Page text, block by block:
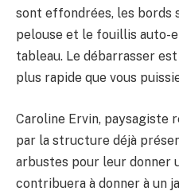
sont effondrées, les bords
pelouse et le fouillis auto-
tableau. Le débarrasser
plus rapide que vous
Caroline Ervin, paysagiste
par la structure déjà
arbustes pour leur donner
contribuera à donner à un